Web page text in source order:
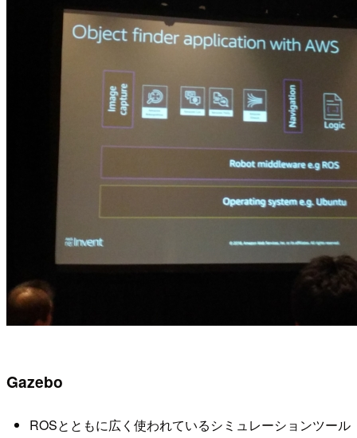
Gazebo
ROSとともに広く使われているシミュレーションツール